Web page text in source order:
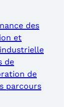
des
et
de
de
parcours